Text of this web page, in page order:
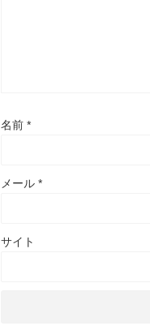
名前 *
メール *
サイト